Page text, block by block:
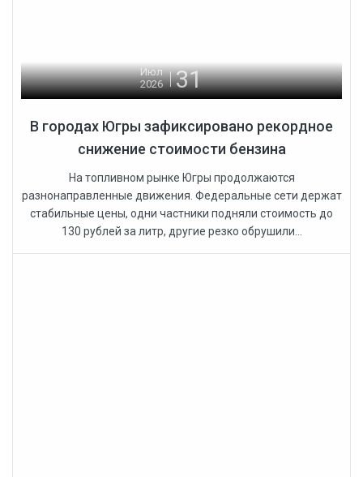
Июл
2026
31
В городах Югры зафиксировано рекордное
снижение стоимости бензина
На топливном рынке Югры продолжаются
разнонаправленные движения. Федеральные сети держат
стабильные цены, одни частники подняли стоимость до
130 рублей за литр, другие резко обрушили...